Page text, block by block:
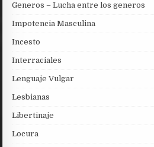
Generos – Lucha entre los generos
Impotencia Masculina
Incesto
Interraciales
Lenguaje Vulgar
Lesbianas
Libertinaje
Locura